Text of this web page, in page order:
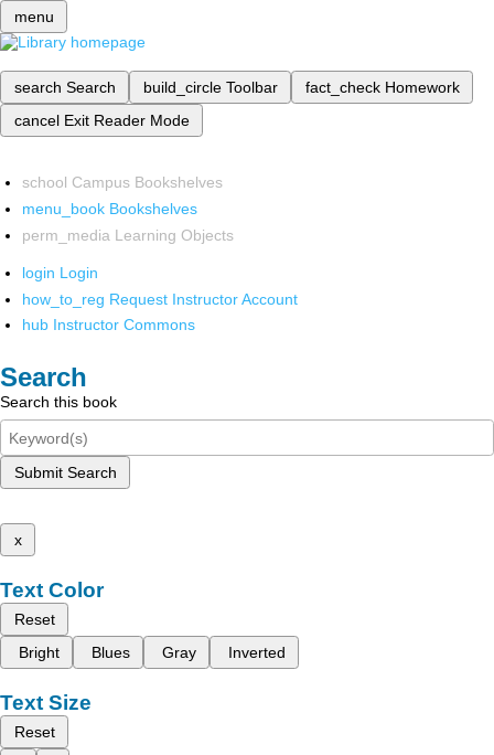
menu
search Search build_circle Toolbar fact_check Homework
cancel Exit Reader Mode
school Campus Bookshelves
menu_book Bookshelves
perm_media Learning Objects
login Login
how_to_reg Request Instructor Account
hub Instructor Commons
Search
Search this book
Submit Search
x
Text Color
Reset
Bright
Blues Gray Inverted
Text Size
Reset